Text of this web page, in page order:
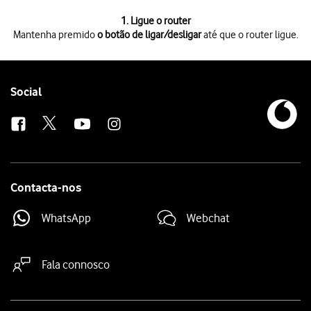
1. Ligue o router
Mantenha premidoo botão de ligar/desligaraté que o router ligue.
Se solicitado, deve introduzir o código PIN e premirOK.
Mantenha premido por um instante
Follow
Social
Contacta-nos
WhatsApp Webchat
Fala connosco